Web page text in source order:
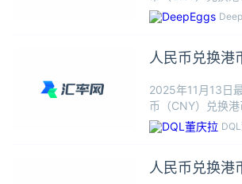
人民币≈1.0965港
民币可以兑换
准。人民
人民币兑换港
2025年11月13日
币（CNY）兑换
人民币≈1.0972港
民币可以兑换
准。人民
人民币兑换港